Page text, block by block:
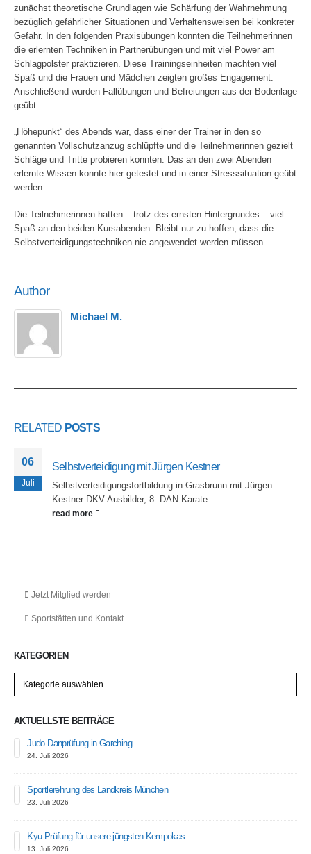
zunächst theoretische Grundlagen wie Schärfung der Wahrnehmung
bezüglich gefährlicher Situationen und Verhaltensweisen bei konkreter
Gefahr. In den folgenden Praxisübungen konnten die Teilnehmerinnen
die erlernten Techniken in Partnerübungen und mit viel Power am
Schlagpolster praktizieren. Diese Trainingseinheiten machten viel
Spaß und die Frauen und Mädchen zeigten großes Engagement.
Anschließend wurden Fallübungen und Befreiungen aus der Bodenlage
geübt.
„Höhepunkt“ des Abends war, dass einer der Trainer in den so
genannten Vollschutzanzug schlüpfte und die Teilnehmerinnen gezielt
Schläge und Tritte probieren konnten. Das an den zwei Abenden
erlernte Wissen konnte hier getestet und in einer Stresssituation geübt
werden.
Die Teilnehmerinnen hatten – trotz des ernsten Hintergrundes – viel
Spaß an den beiden Kursabenden. Bleibt nur zu hoffen, dass die
Selbstverteidigungstechniken nie angewendet werden müssen.
Author
Michael M.
RELATED POSTS
06
Juli
Selbstverteidigung mit Jürgen Kestner
Selbstverteidigungsfortbildung in Grasbrunn mit Jürgen
Kestner DKV Ausbilder, 8. DAN Karate.
read more
Jetzt Mitglied werden
Sportstätten und Kontakt
KATEGORIEN
AKTUELLSTE BEITRÄGE
Judo-Danprüfung in Garching
24. Juli 2026
Sportlerehrung des Landkreis München
23. Juli 2026
Kyu-Prüfung für unsere jüngsten Kempokas
13. Juli 2026